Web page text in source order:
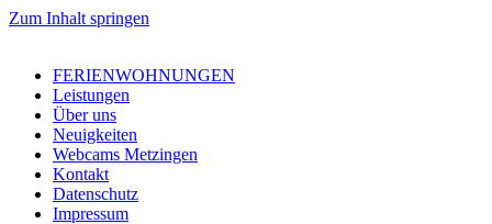
Zum Inhalt springen
FERIENWOHNUNGEN
Leistungen
Über uns
Neuigkeiten
Webcams Metzingen
Kontakt
Datenschutz
Impressum